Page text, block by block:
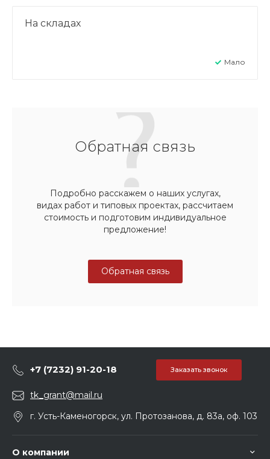
На складах
Мало
Обратная связь
Подробно расскажем о наших услугах,
видах работ и типовых проектах, рассчитаем
стоимость и подготовим индивидуальное
предложение!
Обратная связь
+7 (7232) 91-20-18 Заказать звонок
tk_grant@mail.ru
г. Усть-Каменогорск, ул. Протозанова, д. 83а, оф. 103
О компании